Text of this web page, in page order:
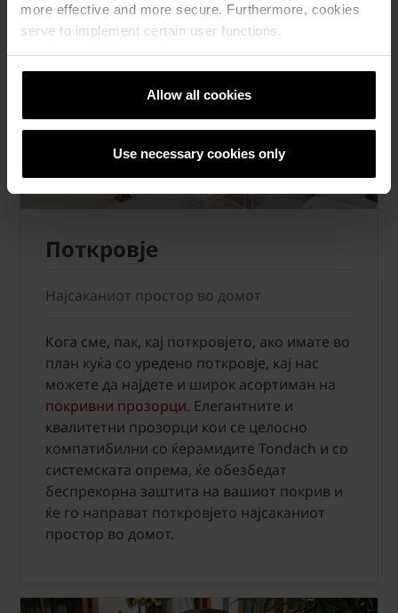
more effective and more secure. Furthermore, cookies
serve to implement certain user functions.
Allow all cookies
Use necessary cookies only
Поткровје
Најсаканиот простор во домот
Кога сме, пак, кај поткровјето, ако имате во
план куќа со уредено поткровје, кај нас
можете да најдете и широк асортиман на
покривни прозорци. Елегантните и
квалитетни прозорци кои се целосно
компатибилни со ќерамидите Tondach и со
системската опрема, ќе обезбедат
беспрекорна заштита на вашиот покрив и
ќе го направат поткровјето најсаканиот
простор во домот.